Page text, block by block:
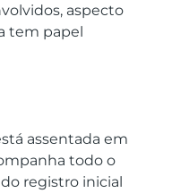
aspecto
tem papel
assentada em
todo o
registro inicial